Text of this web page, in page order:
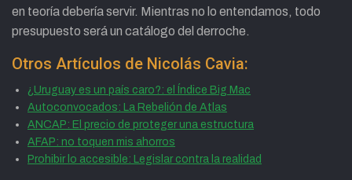
en teoría debería servir. Mientras no lo entendamos, todo
presupuesto será un catálogo del derroche.
Otros Artículos de Nicolás Cavia:
¿Uruguay es un país caro?: el Índice Big Mac
Autoconvocados: La Rebelión de Atlas
ANCAP: El precio de proteger una estructura
AFAP: no toquen mis ahorros
Prohibir lo accesible: Legislar contra la realidad